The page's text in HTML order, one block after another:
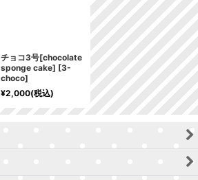
チョコ3号[chocolate
sponge cake] [3-
choco]
¥2,000(税込)